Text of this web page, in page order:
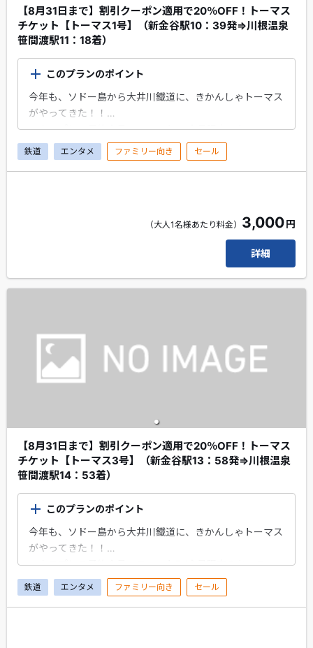
【8月31日まで】割引クーポン適用で20％OFF！トーマス
チケット【トーマス1号】（新金谷駅10：39発⇒川根温泉
笹間渡駅11：18着）
このプランのポイント
今年も、ソドー島から大井川鐵道に、きかんしゃトーマス
がやってきた！！
エクスプレス予約会員・スマートEX会員限定のちょこっ
とプレゼントがもらえます！
車内ではトーマスがみなさんに「大井川本線沿線の見どこ
ろ」や「列車運行に関する注意」をご案内します♪
「ぼく、トーマス!!」の元気な声にお子様は大興奮するこ
ださい！！
鉄道 エンタメ ファミリー向き セール
（大人1名様あたり料金） 3,000円
詳細
【8月31日まで】割引クーポン適用で20％OFF！トーマス
チケット【トーマス3号】（新金谷駅13：58発⇒川根温泉
笹間渡駅14：53着）
このプランのポイント
今年も、ソドー島から大井川鐵道に、きかんしゃトーマス
がやってきた！！
エクスプレス予約会員・スマートEX会員限定のちょこっ
とプレゼントがもらえます！
鉄道 エンタメ ファミリー向き セール